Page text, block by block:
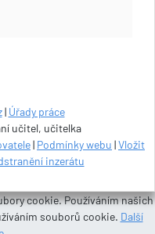
| Úřady práce
učitel, učitelka
| Podmínky webu |Vložit
inzerátu
cookie. Používáním našich
souborů cookie. Další